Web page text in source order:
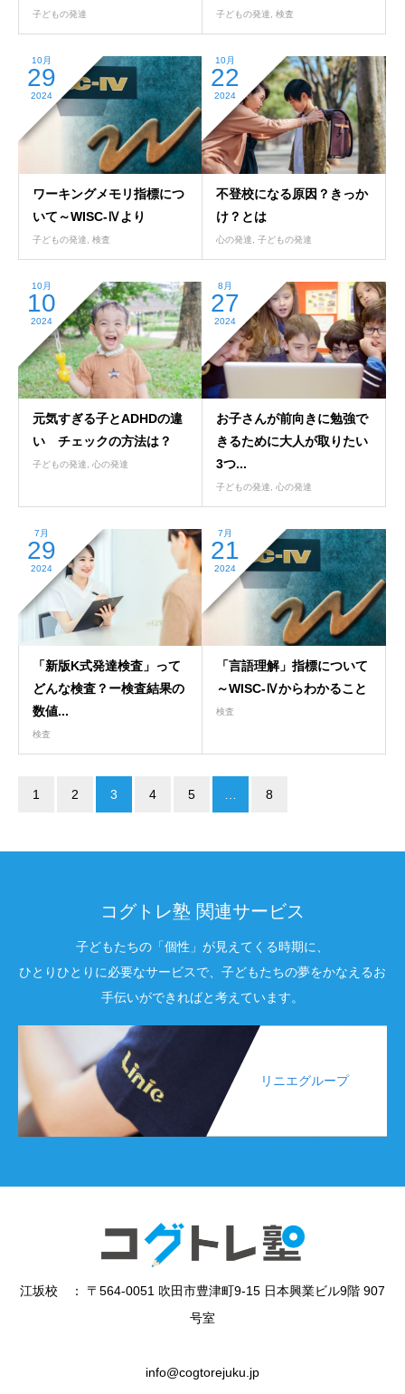
子どもの発達 子どもの発達 検査
10月
29
2024
ワーキングメモリ指標につ
いて～WISC-Ⅳより
子どもの発達 検査
10月
22
2024
不登校になる原因？きっか
け？とは
心の発達 子どもの発達
10月
10
2024
元気すぎる子とADHDの違
い チェックの方法は？
子どもの発達 心の発達
8月
27
2024
お子さんが前向きに勉強で
きるために大人が取りたい
3つ...
子どもの発達 心の発達
7月
29
2024
「新版K式発達検査」って
どんな検査？ー検査結果の
数値...
検査
7月
21
2024
「言語理解」指標について
～WISC-Ⅳからわかること
検査
1 2 3 4 5 … 8
コグトレ塾 関連サービス
子どもたちの「個性」が見えてくる時期に、
ひとりひとりに必要なサービスで、子どもたちの夢をかなえるお
手伝いができればと考えています。
リニエグループ
江坂校 ： 〒564-0051 吹田市豊津町9-15 日本興業ビル9階 907
号室
info@cogtorejuku.jp